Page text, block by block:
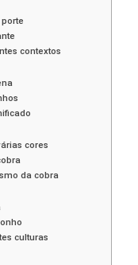
contextos
cores
da cobra
culturas